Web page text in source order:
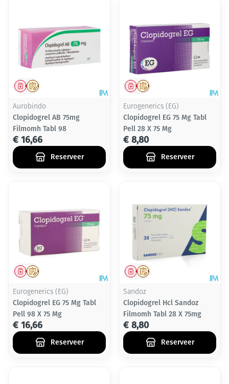
Op voorschrift
Geneesmiddel
Aurobindo
Clopidogrel AB 75mg
Filmomh Tabl 98
€ 16,66
Reserveer
Op voorschrift
Geneesmiddel
Eurogenerics (EG)
Clopidogrel EG 75 Mg Tabl
Pell 28 X 75 Mg
€ 8,80
Reserveer
Op voorschrift
Geneesmiddel
Eurogenerics (EG)
Clopidogrel EG 75 Mg Tabl
Pell 98 X 75 Mg
€ 16,66
Reserveer
Op voorschrift
Geneesmiddel
Sandoz
Clopidogrel Hcl Sandoz
Filmomh Tabl 28 X 75mg
€ 8,80
Reserveer